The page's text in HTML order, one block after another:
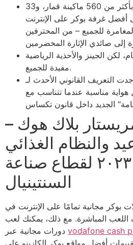
تتميز كازينوهاتنا الثلاثة بأكثر من 560 ماكينة قمار، و33
أفضل غرفة بوكر على الإنترنت
للجميع – من المحترفين
الجينز والأحذية الرياضية
مفيدة للجميع.
التعريف القانوني الأحدث لـ
هواية مناسبة عندما تتناسب مع
بلاك هوك –
والنظام الغذائي
لعام ٢٠٢٣ لقطاع صناعة
السنتينيال
بوكر مجانية تمامًا على الإنترنت في
المباشرة. مع ذلك، يمكنك لعب
vodafone cash